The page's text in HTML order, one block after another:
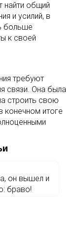
найти общий
и усилий, в
больше
к своей
требуют
связи. Она была
строить свою
конечном итоге
он вышел и
браво!